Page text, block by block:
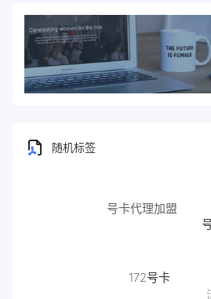
随机标签
号卡代理加盟